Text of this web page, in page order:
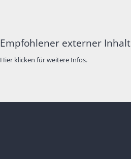
Empfohlener externer Inhalt
Hier klicken für weitere Infos.